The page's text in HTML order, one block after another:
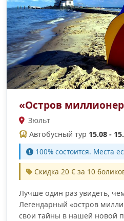
«Остров
Зюльт
Автобусный тур 15.08 -
100% cостоится. Места
Скидка 20 € за 10
Лучше один раз увидеть,
Легендарный «остров
свои тайны в нашей новой